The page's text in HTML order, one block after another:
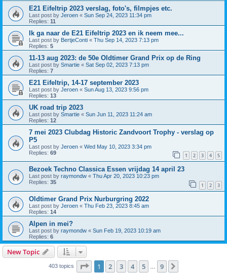
E21 Eifeltrip 2023 verslag, foto's, filmpjes etc.
Last post by Jeroen « Sun Sep 24, 2023 11:34 pm
Replies: 11
Ik ga naar de E21 Eifeltrip 2023 en ik neem mee...
Last post by BertjeConti « Thu Sep 14, 2023 7:13 pm
Replies: 5
11-13 aug 2023: de 50e Oldtimer Grand Prix op de Ring
Last post by Smartie « Sat Sep 02, 2023 7:13 pm
Replies: 7
E21 Eifeltrip, 14-17 september 2023
Last post by Jeroen « Sun Aug 13, 2023 9:56 pm
Replies: 13
UK road trip 2023
Last post by Smartie « Sun Jun 11, 2023 11:24 am
Replies: 12
7 mei 2023 Clubdag Historic Zandvoort Trophy - verslag op
P5
Last post by Jeroen « Wed May 10, 2023 3:34 pm
Replies: 69 1 2 3 4 5
Bezoek Techno Classica Essen vrijdag 14 april 23
Last post by raymondw « Thu Apr 20, 2023 10:23 pm
Replies: 35 1 2 3
Oldtimer Grand Prix Nurburgring 2022
Last post by Jeroen « Thu Feb 23, 2023 8:45 am
Replies: 14
Alpen in mei?
Last post by raymondw « Sun Feb 19, 2023 10:19 am
Replies: 6
New Topic
403 topics Page 1of 9
1 2 3 4 5 9